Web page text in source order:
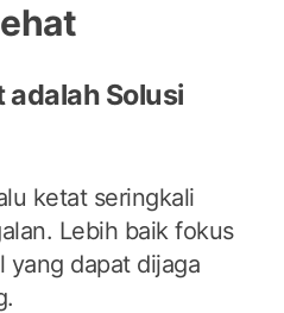
adalah Solusi
ketat seringkali
Lebih baik fokus
yang dapat dijaga